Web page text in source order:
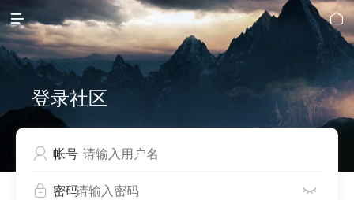
 
登录社区
 帐号
 密码 